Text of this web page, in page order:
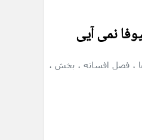
نمی آیی
، فصل افسانه ، بخش ،